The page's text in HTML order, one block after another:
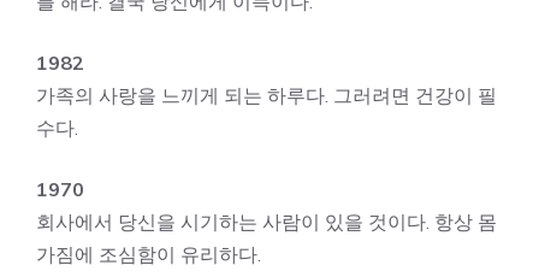
1982
가족의 사랑을 느끼게 되는 하루다. 그러려면 건강이 필
수다.
1970
회사에서 당신을 시기하는 사람이 있을 것이다. 항상 몸
가짐에 조심함이 유리하다.